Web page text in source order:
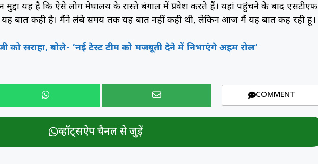
मुद्दा यह है कि ऐसे लोग मेघालय के रास्ते बंगाल में प्रवेश करते हैं। यहां पहुंचने के बाद एसटीएफ
ने यह बात कही है। मैंने लंबे समय तक यह बात नहीं कही थी, लेकिन आज मैं यह बात कह रही हूं।
को सराहा, बोले- ‘नई टेस्ट टीम को मजबूती देने में निभाएंगे अहम रोल’
COMMENT
व्हॉट्सऐप चैनल से जुड़ें